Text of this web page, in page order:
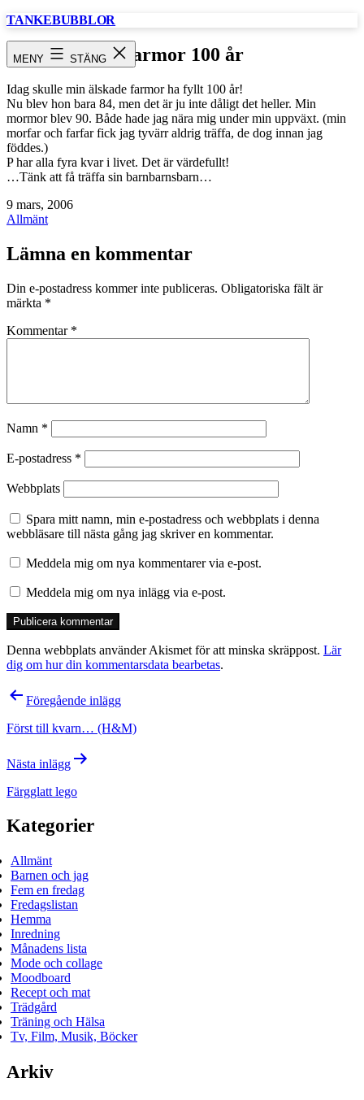
Hoppa
TANKEBUBBLOR
MENY STÄNG Farmor 100 år
Idag skulle min älskade farmor ha fyllt 100 år!
Nu blev hon bara 84, men det är ju inte dåligt det heller. Min
mormor blev 90. Både hade jag nära mig under min uppväxt. (min
morfar och farfar fick jag tyvärr aldrig träffa, de dog innan jag
föddes.)
P har alla fyra kvar i livet. Det är värdefullt!
…Tänk att få träffa sin barnbarnsbarn…
Publicerat
den
9 mars, 2006
Kategoriserat
Allmänt
Lämna en kommentar
Din e-postadress kommer inte publiceras. Obligatoriska fält är
märkta *
Kommentar *
Namn *
E-postadress *
Webbplats
Spara mitt namn, min e-postadress och webbplats i denna
webbläsare till nästa gång jag skriver en kommentar.
Meddela mig om nya kommentarer via e-post.
Meddela mig om nya inlägg via e-post.
Denna webbplats använder Akismet för att minska skräppost. Lär
dig om hur din kommentarsdata bearbetas.
Inläggsnavigering
Föregående inlägg
Först till kvarn… (H&M)
Nästa inlägg
Färgglatt lego
Kategorier
Allmänt
Barnen och jag
Fem en fredag
Fredagslistan
Hemma
Inredning
Månadens lista
Mode och collage
Moodboard
Recept och mat
Trädgård
Träning och Hälsa
Tv, Film, Musik, Böcker
Arkiv